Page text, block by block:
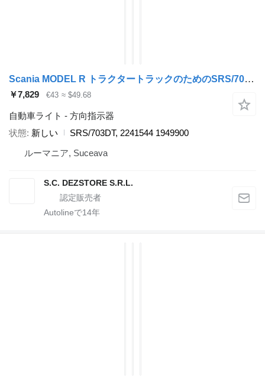
Scania MODEL R トラクタートラックのためのSRS/703DT 方向指示器
￥7,829 €43 ≈ $49.68
自動車ライト - 方向指示器
状態 新しい
SRS/703DT, 2241544 1949900
ルーマニア, Suceava
S.C. DEZSTORE S.R.L.
Autolineで14年